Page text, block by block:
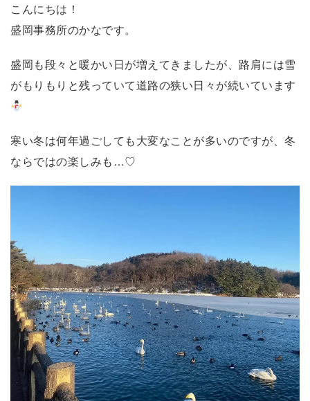
こんにちは！
盛岡事務所のかなです。
盛岡も段々と暖かい日が増えてきましたが、路肩には雪
がもりもりと残っていて道路の狭い日々が続いています
寒い冬は何年過ごしても大変なことが多いのですが、冬
ならではの楽しみも…♡